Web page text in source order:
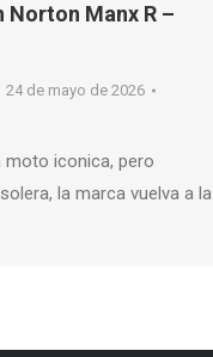
Manx R –
24 de mayo de 2026
iconica, pero
la marca vuelva a la